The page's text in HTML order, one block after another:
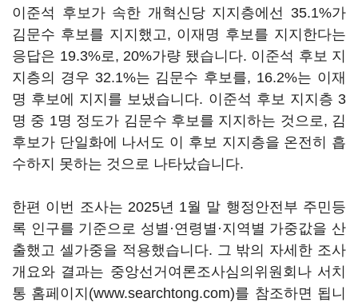
이준석 후보가 속한 개혁신당 지지층에선 35.1%가
김문수 후보를 지지했고, 이재명 후보를 지지한다는
응답은 19.3%로, 20%가량 됐습니다. 이준석 후보 지
지층의 경우 32.1%는 김문수 후보를, 16.2%는 이재
명 후보에 지지를 보냈습니다. 이준석 후보 지지층 3
명 중 1명 정도가 김문수 후보를 지지하는 것으로, 김
후보가 단일화에 나서도 이 후보 지지층을 온전히 흡
수하지 못하는 것으로 나타났습니다.
한편 이번 조사는 2025년 1월 말 행정안전부 주민등
록 인구를 기준으로 성별·연령별·지역별 가중값을 산
출했고 셀가중을 적용했습니다. 그 밖의 자세한 조사
개요와 결과는 중앙선거여론조사심의위원회나 서치
통 홈페이지(www.searchtong.com)를 참조하면 됩니